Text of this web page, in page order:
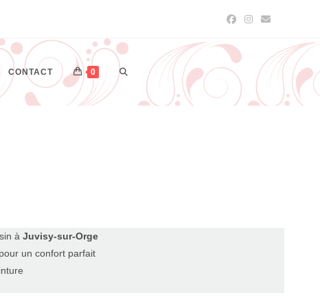
CONTACT 0
àJuvisy-sur-Orge
un confort parfait